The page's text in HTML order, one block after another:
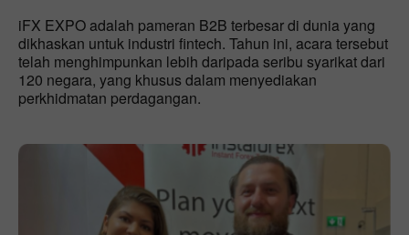
iFX EXPO adalah pameran B2B terbesar di dunia yang
dikhaskan untuk industri fintech. Tahun ini, acara tersebut
telah menghimpunkan lebih daripada seribu syarikat dari
120 negara, yang khusus dalam menyediakan
perkhidmatan perdagangan.